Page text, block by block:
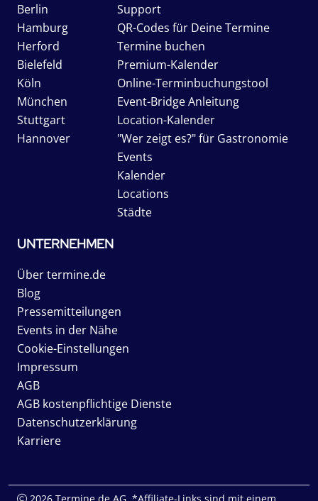
Berlin
Hamburg
Herford
Bielefeld
Köln
München
Stuttgart
Hannover
Support
QR-Codes für Deine Termine
Termine buchen
Premium-Kalender
Online-Terminbuchungstool
Event-Bridge Anleitung
Location-Kalender
"Wer zeigt es?" für Gastronomie
Events
Kalender
Locations
Städte
UNTERNEHMEN
Über termine.de
Blog
Pressemitteilungen
Events in der Nähe
Cookie-Einstellungen
Impressum
AGB
AGB kostenpflichtige Dienste
Datenschutzerklärung
Karriere
2026 Termine.de AG. *Affiliate-Links sind mit einem